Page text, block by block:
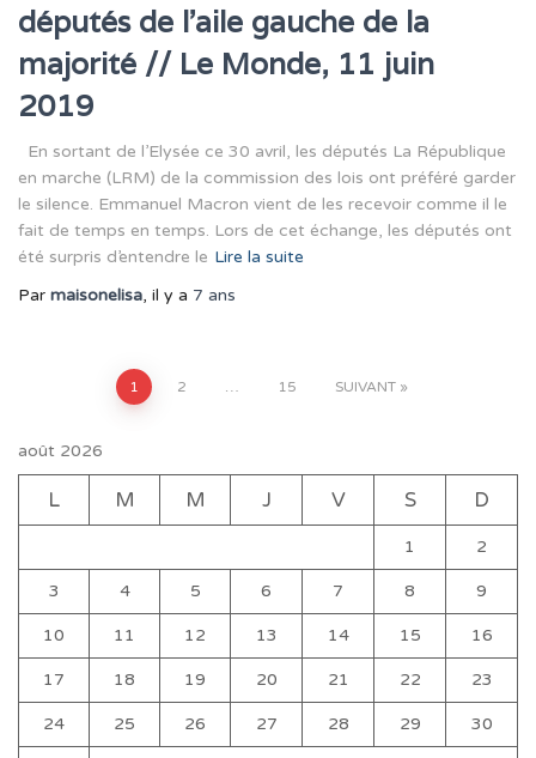
députés de l’aile gauche de la
majorité // Le Monde, 11 juin
2019
En sortant de l’Elysée ce 30 avril, les députés La République
en marche (LRM) de la commission des lois ont préféré garder
le silence. Emmanuel Macron vient de les recevoir comme il le
fait de temps en temps. Lors de cet échange, les députés ont
été surpris d’entendre le Lire la suite
Par maisonelisa, il y a 7 ans
Pagination
des
publications
1 2 15 SUIVANT
août 2026
L M M J V S D
1 2
3 4 5 6 7 8 9
10 11 12 13 14 15 16
17 18 19 20 21 22 23
24 25 26 27 28 29 30